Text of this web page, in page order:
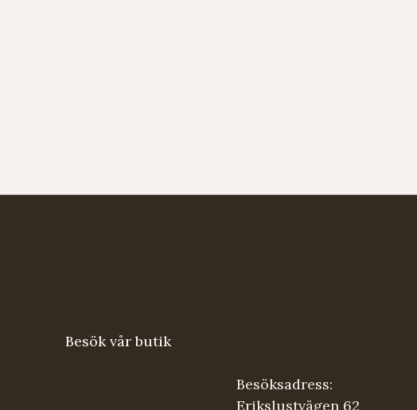
Besök vår butik
Besöksadress:
Erikslustvägen 62